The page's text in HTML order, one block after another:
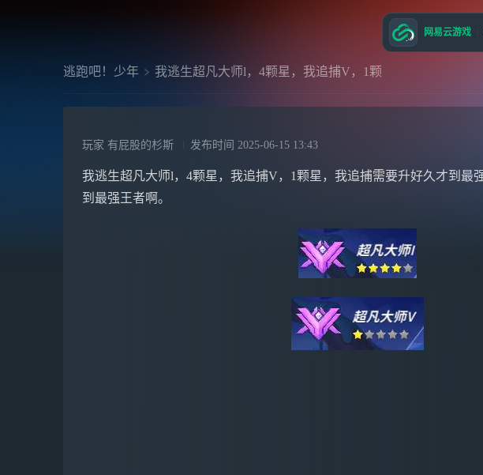
逃跑吧！少年 我逃生超凡大师l，4颗星，我追捕V，1颗
玩家 有屁股的杉斯 发布时间 2025-06-15 13:43
我逃生超凡大师l，4颗星，我追捕V，1颗星，我追捕需要升好久才到最
到最强王者啊。
网易云游戏